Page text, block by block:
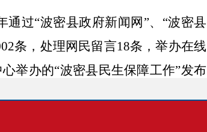
通过“波密县政府新闻网”、“波密县
条， 处理网民留言18条，举办在线
举办的“波密县民生保障工作”发布